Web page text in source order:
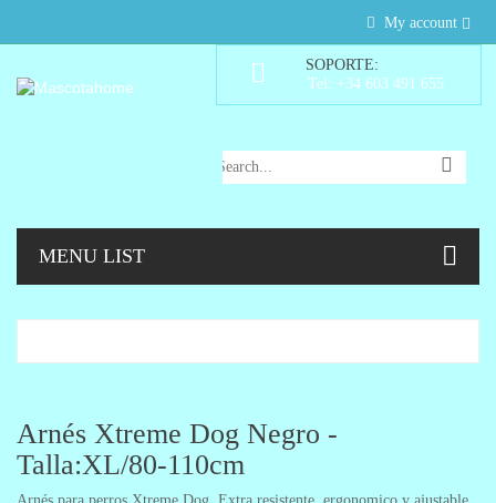
My account
SOPORTE:
Tel: +34 603 491 655
MENU LIST
Arnés Xtreme Dog Negro -
Talla:XL/80-110cm